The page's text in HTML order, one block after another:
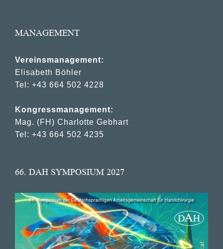
MANAGEMENT
Vereinsmanagement:
Elisabeth Böhler
Tel: +43 664 502 4228
Kongressmanagement:
Mag. (FH) Charlotte Gebhart
Tel: +43 664 502 4235
66. DAH SYMPOSIUM 2027